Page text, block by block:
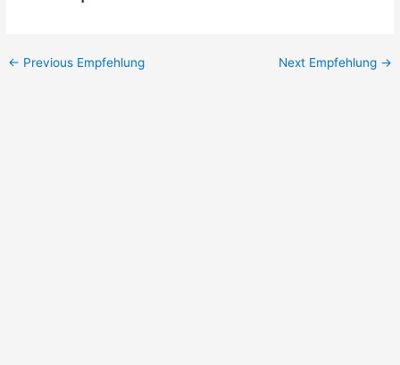
← Previous Empfehlung Next Empfehlung →